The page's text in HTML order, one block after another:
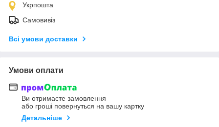
Укрпошта
Самовивіз
Всі умови доставки
Умови оплати
Ви отримаєте замовлення
або гроші повернуться на вашу картку
Детальніше